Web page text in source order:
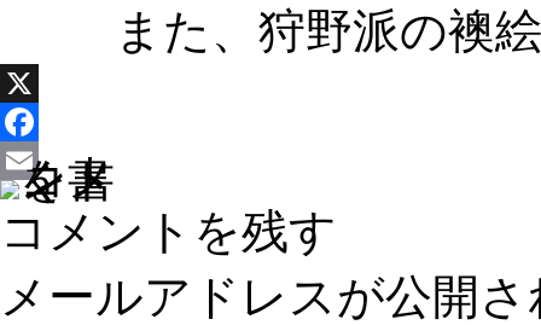
また、狩野派の襖
X
Facebook
Email
コメントを残す
メールアドレスが公開